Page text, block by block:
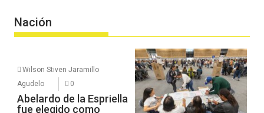
Nación
Wilson Stiven Jaramillo
Agudelo
0
Abelardo de la Espriella
fue elegido como